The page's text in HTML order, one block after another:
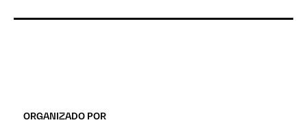
ORGANIZADO POR